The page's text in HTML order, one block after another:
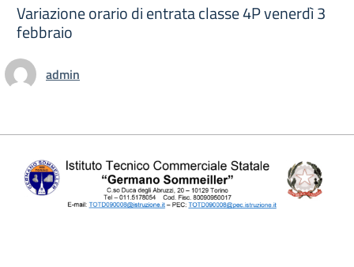
Variazione orario di entrata classe 4P venerdì 3
febbraio
admin